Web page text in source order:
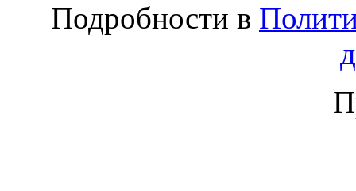
Подробности в